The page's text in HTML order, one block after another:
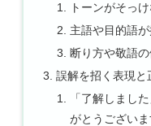
トーンがそっ
主語や目的語
断り方や敬語
誤解を招く表現と
「了解しまし
がとうございま